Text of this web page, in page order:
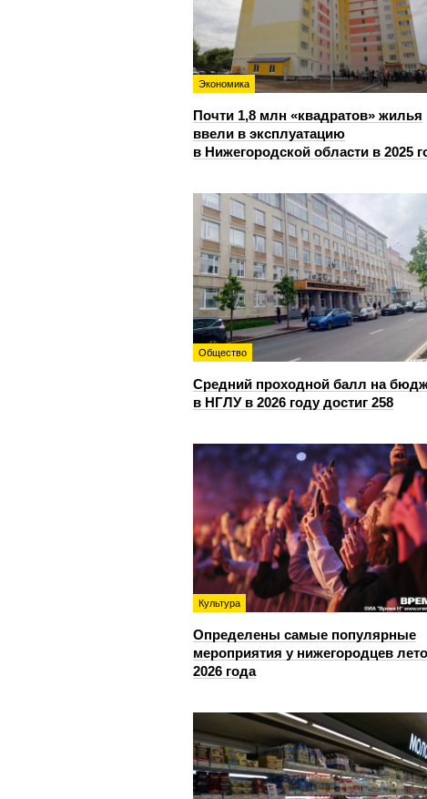
Экономика
Почти 1,8 млн «квадратов» жилья
ввели в эксплуатацию
в Нижегородской области в 2025
Общество
Средний проходной балл на
в НГЛУ в 2026 году достиг 258
Культура
Определены самые популярные
мероприятия у нижегородцев
2026 года